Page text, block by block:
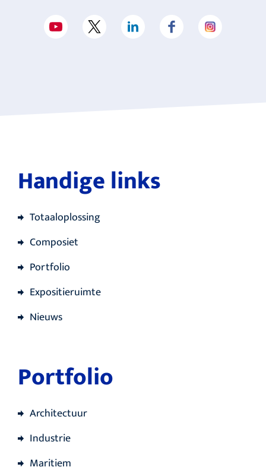
Handige links
Totaaloplossing
Composiet
Portfolio
Expositieruimte
Nieuws
Portfolio
Architectuur
Industrie